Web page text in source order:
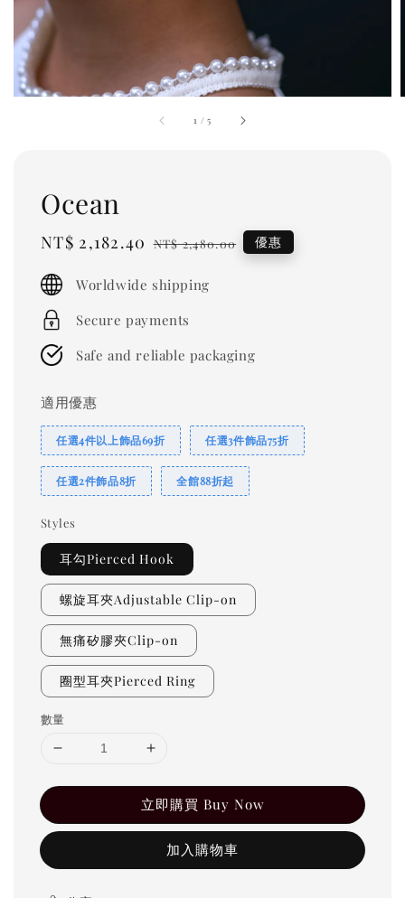
1 /5
Ocean
Sale
NT$ 2,182.40 Regular
NT$ 2,480.00 優惠
Worldwide shipping
Secure payments
Safe and reliable packaging
適用優惠
任選4件以上飾品69折 任選3件飾品75折
任選2件飾品8折 全館88折起
Styles
耳勾Pierced Hook
螺旋耳夾Adjustable Clip-on
無痛矽膠夾Clip-on
圈型耳夾Pierced Ring
數量
立即購買 Buy Now
加入購物車